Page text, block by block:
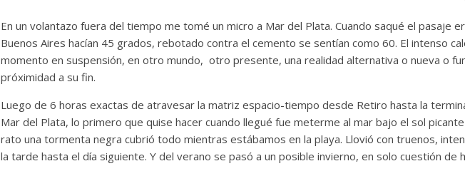
En un volantazo fuera del tiempo me tomé un micro a Mar del Plata. Cuando saqué el pasaje
Buenos Aires hacían 45 grados, rebotado contra el cemento se sentían como 60. El intenso
momento en suspensión, en otro mundo, otro presente, una realidad alternativa o nueva o
próximidad a su fin.
Luego de 6 horas exactas de atravesar la matriz espacio-tiempo desde Retiro hasta la
Mar del Plata, lo primero que quise hacer cuando llegué fue meterme al mar bajo el sol
rato una tormenta negra cubrió todo mientras estábamos en la playa. Llovió con truenos,
la tarde hasta el día siguiente. Y del verano se pasó a un posible invierno, en solo cuestión de